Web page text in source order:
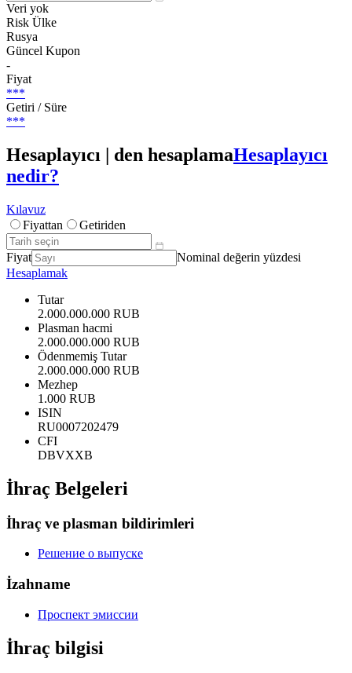
Veri yok
Risk Ülke
Rusya
Güncel Kupon
-
Fiyat
***
Getiri / Süre
***
Hesaplayıcı | den hesaplamaHesaplayıcı
nedir?
Kılavuz
Fiyattan
Getiriden
Fiyat
Nominal değerin yüzdesi
Hesaplamak
Tutar
2.000.000.000 RUB
Plasman hacmi
2.000.000.000 RUB
Ödenmemiş Tutar
2.000.000.000 RUB
Mezhep
1.000 RUB
ISIN
RU0007202479
CFI
DBVXXB
İhraç Belgeleri
İhraç ve plasman bildirimleri
Решение о выпуске
İzahname
Проспект эмиссии
İhraç bilgisi